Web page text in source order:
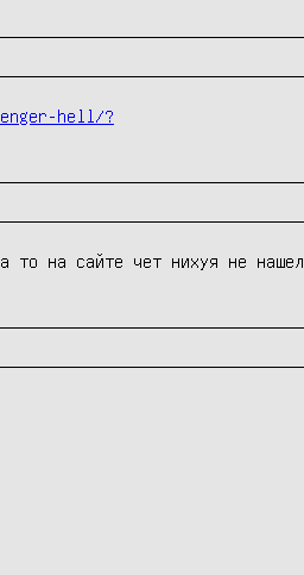
hell/?
то на сайте чет нихуя не нашел